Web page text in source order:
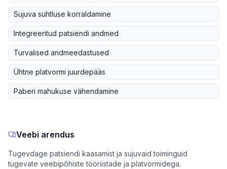
Sujuva suhtluse korraldamine
Integreeritud patsiendi andmed
Turvalised andmeedastused
Ühtne platvormi juurdepääs
Paberi mahukuse vähendamine
Veebi arendus
Tugevdage patsiendi kaasamist ja sujuvaid toiminguid
tugevate veebipõhiste tööriistade ja platvormidega.